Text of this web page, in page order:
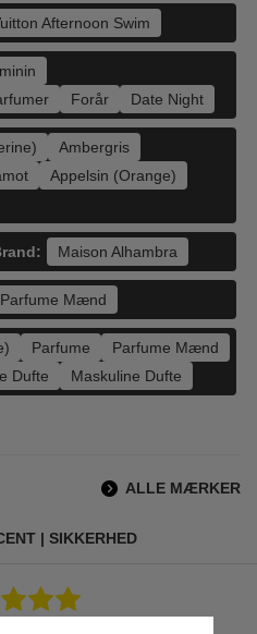
Ambergris
Appelsin (Orange)
Forår Date Night
Maison Alhambra
Afternoon Swim
Mænd
Parfume
Parfume Mænd
Dufte Maskuline Dufte
ALLE MÆRKER
| SIKKERHED